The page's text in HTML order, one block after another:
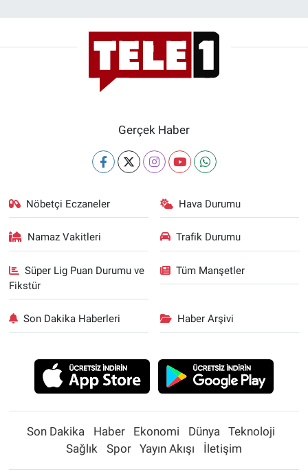
Gerçek Haber
Nöbetçi Eczaneler Hava Durumu
Namaz Vakitleri Trafik Durumu
Süper Lig Puan Durumu ve
Fikstür
Tüm Manşetler
Son Dakika Haberleri Haber Arşivi
Son Dakika Haber Ekonomi Dünya
Teknoloji
Sağlık
Spor Yayın Akışı İletişim